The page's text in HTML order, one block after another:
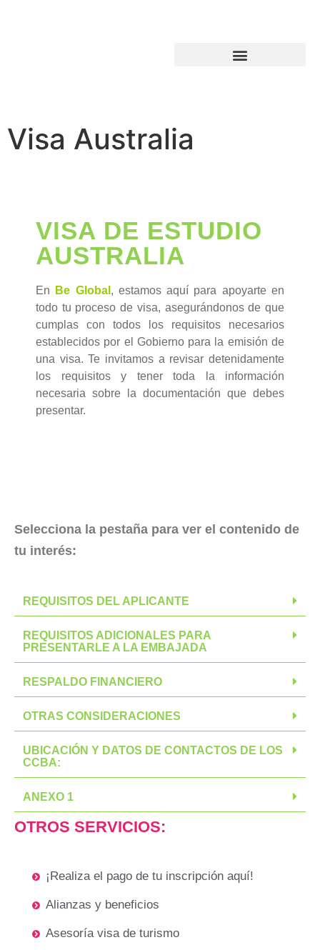
Visa Australia
VISA DE ESTUDIO
AUSTRALIA
En Be Global , estamos aquí para apoyarte en
todo tu proceso de visa, asegurándonos de que
cumplas con todos los requisitos necesarios
establecidos por el Gobierno para la emisión de
una visa. Te invitamos a revisar detenidamente
los requisitos y tener toda la información
necesaria sobre la documentación que debes
presentar.
Selecciona la pestaña para ver el contenido de
tu interés:
REQUISITOS DEL APLICANTE
REQUISITOS ADICIONALES PARA
PRESENTARLE A LA EMBAJADA
RESPALDO FINANCIERO
OTRAS CONSIDERACIONES
UBICACIÓN Y DATOS DE CONTACTOS DE LOS
CCBA:
ANEXO 1
OTROS SERVICIOS:
¡Realiza el pago de tu inscripción aquí!
Alianzas y beneficios
Asesoría visa de turismo